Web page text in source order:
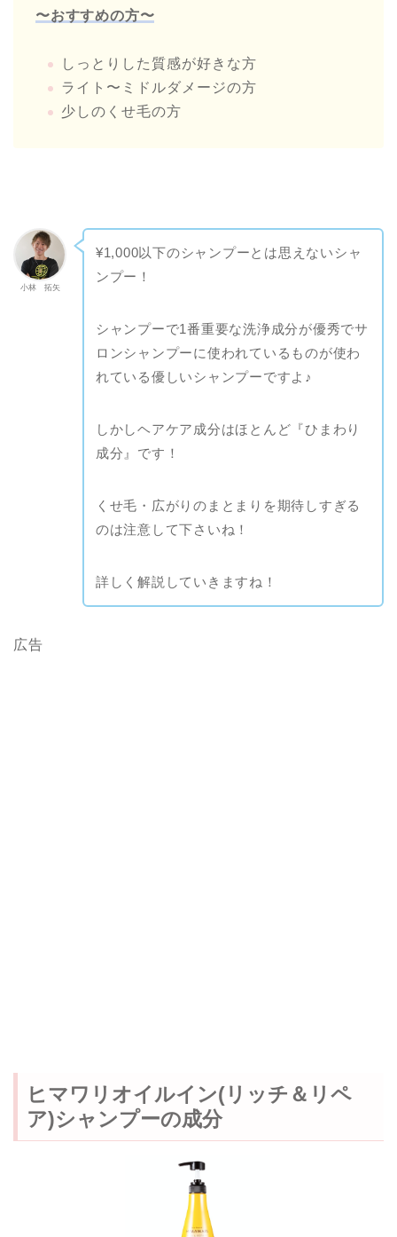
〜おすすめの方〜
しっとりした質感が好きな方
ライト〜ミドルダメージの方
少しのくせ毛の方
小林 拓矢
¥1,000以下のシャンプーとは思えないシャ
ンプー！
シャンプーで1番重要な洗浄成分が優秀でサ
ロンシャンプーに使われているものが使わ
れている優しいシャンプーですよ♪
しかしヘアケア成分はほとんど『ひまわり
成分』です！
くせ毛・広がりのまとまりを期待しすぎる
のは注意して下さいね！
詳しく解説していきますね！
広告
ヒマワリオイルイン(リッチ＆リペ
ア)シャンプーの成分